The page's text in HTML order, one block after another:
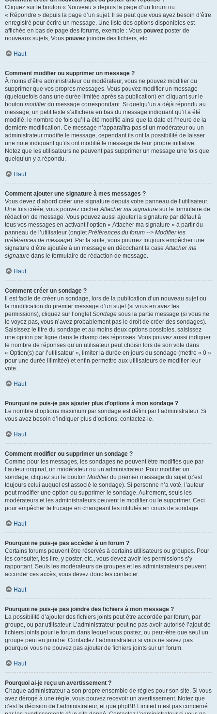
Cliquez sur le bouton « Nouveau » depuis la page d’un forum ou
« Répondre » depuis la page d’un sujet. Il se peut que vous ayez besoin d’être
enregistré pour écrire un message. Une liste des options disponibles est
affichée en bas de page des forums, exemple : Vous pouvez poster de
nouveaux sujets, Vous pouvez joindre des fichiers, etc.
Haut
Comment modifier ou supprimer un message ?
À moins d’être administrateur ou modérateur, vous ne pouvez modifier ou
supprimer que vos propres messages. Vous pouvez modifier un message
(quelquefois dans une durée limitée après sa publication) en cliquant sur le
bouton modifierdu message correspondant. Si quelqu’un a déjà répondu au
message, un petit texte s’affichera en bas du message indiquant qu’il a été
modifié, le nombre de fois qu’il a été modifié ainsi que la date et l’heure de la
dernière modification. Ce message n’apparaîtra pas si un modérateur ou un
administrateur modifie le message, cependant ils ont la possibilité de laisser
une note indiquant qu’ils ont modifié le message de leur propre initiative.
Notez que les utilisateurs ne peuvent pas supprimer un message une fois que
quelqu’un y a répondu.
Haut
Comment ajouter une signature à mes messages ?
Vous devez d’abord créer une signature depuis votre panneau de l’utilisateur.
Une fois créée, vous pouvez cocherAttacher ma signature sur le formulaire de
rédaction de message. Vous pouvez aussi ajouter la signature par défaut à
tous vos messages en activant l’option « Attacher ma signature » à partir du
panneau de l’utilisateur (ongletPréférences du forum --> Modifier les
préférences de message). Par la suite, vous pourrez toujours empêcher une
signature d’être ajoutée à un message en décochant la caseAttacher ma
signature dans le formulaire de rédaction de message.
Haut
Comment créer un sondage ?
Il est facile de créer un sondage, lors de la publication d’un nouveau sujet ou
la modification du premier message d’un sujet (si vous en avez les
permissions), cliquez sur l’ongletSondage sous la partie message (si vous ne
le voyez pas, vous n’avez probablement pas le droit de créer des sondages).
Saisissez le titre du sondage et au moins deux options possibles, saisissez
une option par ligne dans le champ des réponses. Vous pouvez aussi indiquer
le nombre de réponses qu’un utilisateur peut choisir lors de son vote dans
« Option(s) par l’utilisateur », limiter la durée en jours du sondage (mettre « 0 »
pour une durée illimitée) et enfin permettre aux utilisateurs de modifier leur
vote.
Haut
Pourquoi ne puis-je pas ajouter plus d’options à mon sondage ?
Le nombre d’options maximum par sondage est défini par l’administrateur. Si
vous avez besoin d’indiquer plus d’options, contactez-le.
Haut
Comment modifier ou supprimer un sondage ?
Comme pour les messages, les sondages ne peuvent être modifiés que par
l’auteur original, un modérateur ou un administrateur. Pour modifier un
sondage, cliquez sur le bouton Modifierdu premier message du sujet (c’est
toujours celui auquel est associé le sondage). Si personne n’a voté, l’auteur
peut modifier une option ou supprimer le sondage. Autrement, seuls les
modérateurs et les administrateurs peuvent le modifier ou le supprimer. Ceci
pour empêcher le trucage en changeant les intitulés en cours de sondage.
Haut
Pourquoi ne puis-je pas accéder à un forum ?
Certains forums peuvent être réservés à certains utilisateurs ou groupes. Pour
les consulter, les lire, y poster, etc., vous devez avoir les permissions s’y
rapportant. Seuls les modérateurs de groupes et les administrateurs peuvent
accorder ces accès, vous devez donc les contacter.
Haut
Pourquoi ne puis-je pas joindre des fichiers à mon message ?
La possibilité d’ajouter des fichiers joints peut être accordée par forum, par
groupe, ou par utilisateur. L’administrateur peut ne pas avoir autorisé l’ajout de
fichiers joints pour le forum dans lequel vous postez, ou peut-être que seul un
groupe peut en joindre. Contactez l’administrateur si vous ne savez pas
pourquoi vous ne pouvez pas ajouter de fichiers joints sur un forum.
Haut
Pourquoi ai-je reçu un avertissement ?
Chaque administrateur a son propre ensemble de règles pour son site. Si vous
avez dérogé à une règle, vous pouvez recevoir un avertissement. Notez que
c’est la décision de l’administrateur, et que phpBB Limited n’est pas concerné